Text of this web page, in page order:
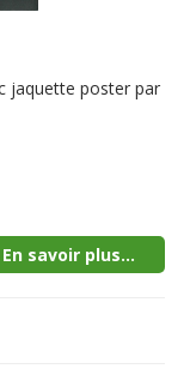
jaquette poster par
En savoir plus...